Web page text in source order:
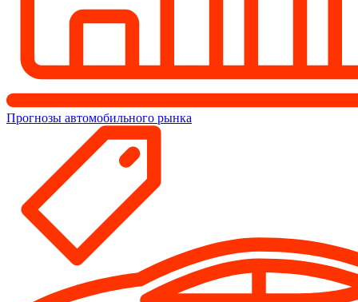
Прогнозы автомобильного рынка